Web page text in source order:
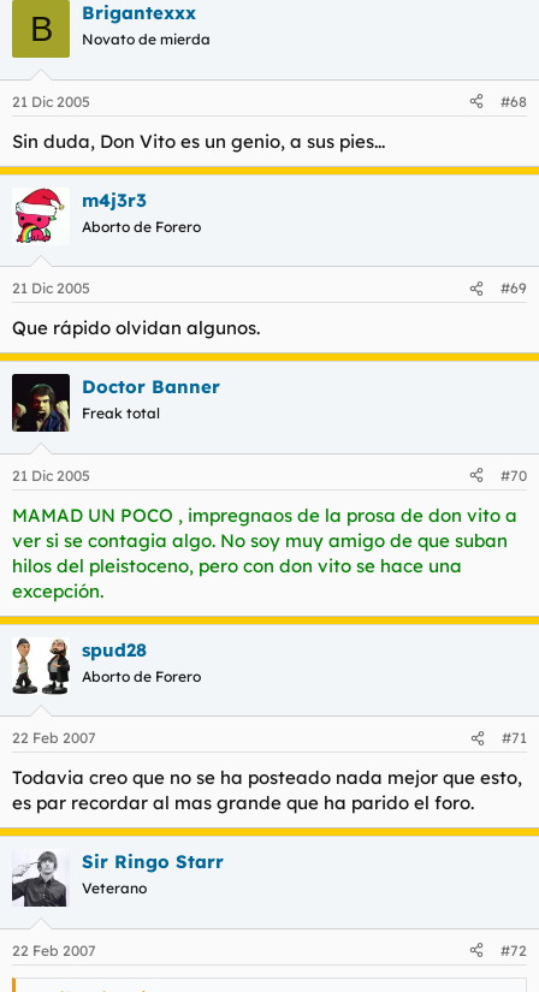
B Brigantexxx
Novato de mierda
21 Dic 2005 #68
Sin duda, Don Vito es un genio, a sus pies...
m4j3r3
Aborto de Forero
21 Dic 2005 #69
Que rápido olvidan algunos.
Doctor Banner
Freak total
21 Dic 2005 #70
MAMAD UN POCO , impregnaos de la prosa de don vito a
ver si se contagia algo. No soy muy amigo de que suban
hilos del pleistoceno, pero con don vito se hace una
excepción.
spud28
Aborto de Forero
22 Feb 2007 #71
Todavia creo que no se ha posteado nada mejor que esto,
es par recordar al mas grande que ha parido el foro.
Sir Ringo Starr
Veterano
22 Feb 2007 #72